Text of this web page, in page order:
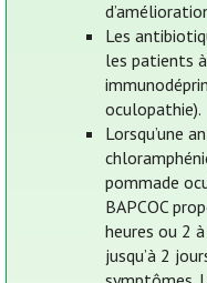
Les
les patients
oculopathie).
Lorsqu’une
pommade
BAPCOC
heures ou 2
jusqu’à 2